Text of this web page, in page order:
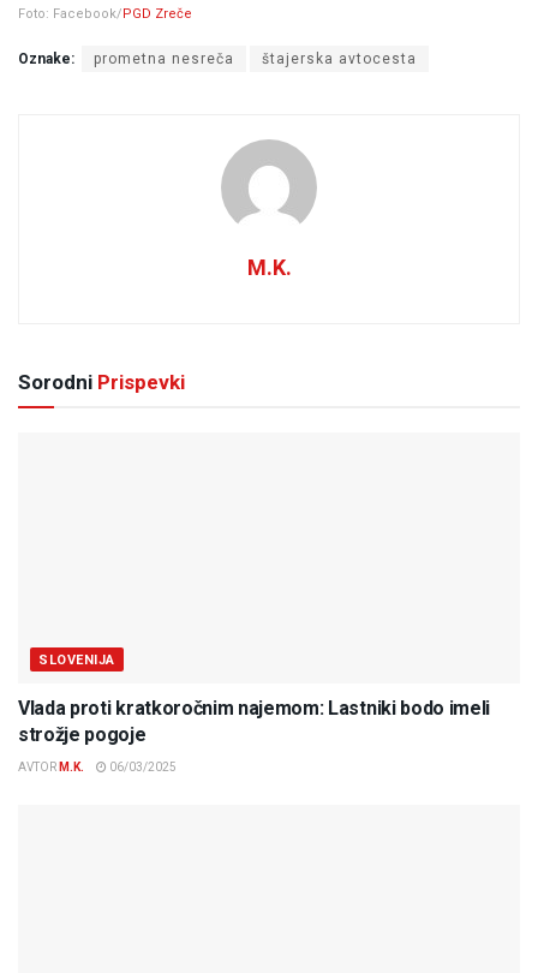
Foto: Facebook/ PGD Zreče
Oznake: prometna nesreča štajerska avtocesta
M.K.
Sorodni Prispevki
SLOVENIJA
Vlada proti kratkoročnim najemom: Lastniki bodo imeli
strožje pogoje
AVTOR M.K. 06/03/2025